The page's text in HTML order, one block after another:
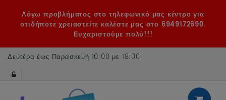
Λόγω προβλήματος στο τηλεφωνικό μας κέντρο για
οτιδήποτε χρειαστείτε καλέστε μας στο 6949172690.
Ευχαριστούμε πολύ!!!
Δευτέρα έως Παρασκευή 10:00 με 18:00.